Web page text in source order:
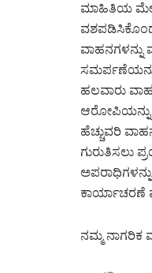
ಮಾಹಿತಿಯ
ವಶಪಡಿಸಿಕೊಂಡ
ಸಮರ್ಪಣೆಯನ್ನು
ಹಲವಾರು
ಆರೋಪಿಯನ್ನು
ಹೆಚ್ಚುವರಿ
ಗುರುತಿಸಲು
ಕಾರ್ಯಾಚರಣೆ
ನಮ್ಮ ನಾಗರಿಕ